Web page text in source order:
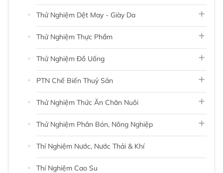
Thử Nghiệm Dệt May - Giày Da
Thử Nghiệm Thực Phẩm
Thử Nghiệm Đồ Uống
PTN Chế Biến Thuỷ Sản
Thử Nghiệm Thức Ăn Chăn Nuôi
Thử Nghiệm Phân Bón, Nông Nghiệp
Thí Nghiệm Nước, Nước Thải & Khí
Thí Nghiệm Cao Su